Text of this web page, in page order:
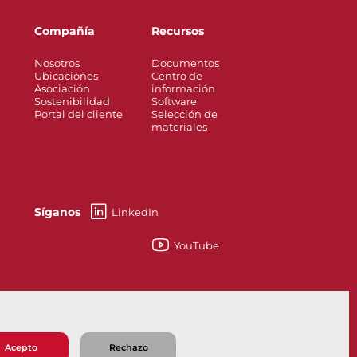
Acepto Rechazo
Compañía
Nosotros
Ubicaciones
Asociación
Sostenibilidad
Portal del cliente
Síganos LinkedIn
Recursos
Documentos
Centro de
información
Software
Selección de
materiales
YouTube